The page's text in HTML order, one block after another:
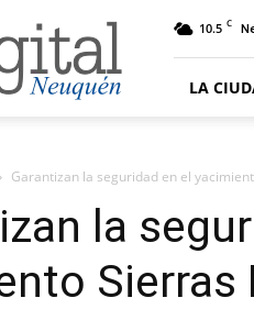
10.5 C
LA
Garantizan la seguridad en el
la
Sierras